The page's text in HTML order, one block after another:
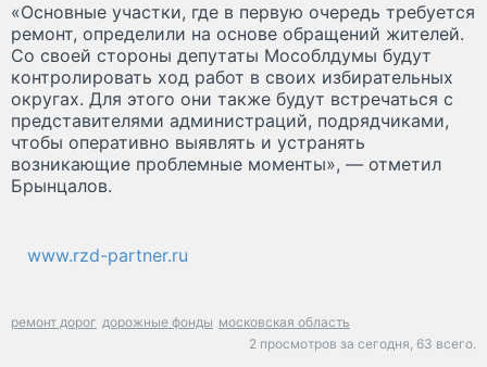
«Основные участки, где в первую очередь требуется
ремонт, определили на основе обращений жителей.
Со своей стороны депутаты Мособлдумы будут
контролировать ход работ в своих избирательных
округах. Для этого они также будут встречаться с
представителями администраций, подрядчиками,
чтобы оперативно выявлять и устранять
возникающие проблемные моменты», — отметил
Брынцалов.
www.rzd-partner.ru
ремонт дорог дорожные фонды московская область
2 просмотров за сегодня, 63 всего.